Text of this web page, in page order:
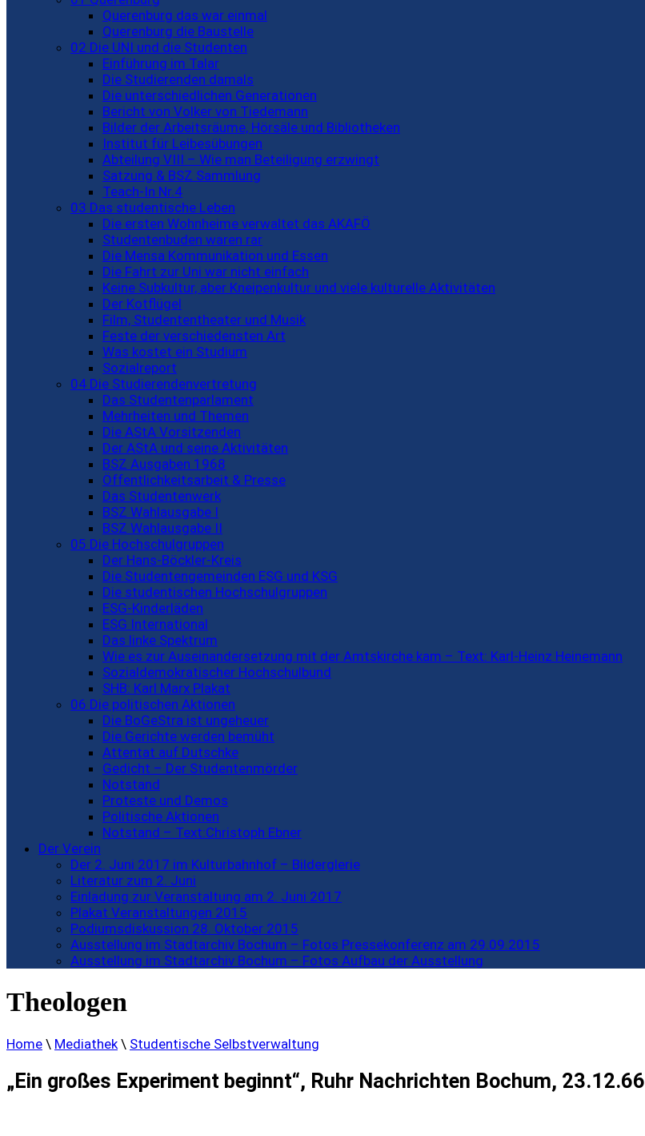
Querenburg das war einmal
Querenburg die Baustelle
02 Die UNI und die Studenten
Einführung im Talar
Die Studierenden damals
Die unterschiedlichen Generationen
Bericht von Volker von Tiedemann
Bilder der Arbeitsräume, Hörsäle und Bibliotheken
Institut für Leibesübungen
Abteilung VIII – Wie man Beteiligung erzwingt
Satzung & BSZ Sammlung
Teach-In Nr.4
03 Das studentische Leben
Die ersten Wohnheime verwaltet das AKAFÖ
Studentenbuden waren rar
Die Mensa Kommunikation und Essen
Die Fahrt zur Uni war nicht einfach
Keine Subkultur, aber Kneipenkultur und viele kulturelle Aktivitäten
Der Kotflügel
Film, Studententheater und Musik
Feste der verschiedensten Art
Was kostet ein Studium
Sozialreport
04 Die Studierendenvertretung
Das Studentenparlament
Mehrheiten und Themen
Die AStA Vorsitzenden
Der AStA und seine Aktivitäten
BSZ Ausgaben 1968
Öffentlichkeitsarbeit & Presse
Das Studentenwerk
BSZ Wahlausgabe I
BSZ Wahlausgabe II
05 Die Hochschulgruppen
Der Hans-Böckler-Kreis
Die Studentengemeinden ESG und KSG
Die studentischen Hochschulgruppen
ESG-Kinderläden
ESG International
Das linke Spektrum
Wie es zur Auseinandersetzung mit der Amtskirche kam – Text: Karl-Heinz Heinemann
Sozialdemokratischer Hochschulbund
SHB: Karl Marx Plakat
06 Die politischen Aktionen
Die BoGeStra ist ungeheuer
Die Gerichte werden bemüht
Attentat auf Dutschke
Gedicht – Der Studentenmörder
Notstand
Proteste und Demos
Politische Aktionen
Notstand – Text:Christoph Ebner
Der Verein
Der 2. Juni 2017 im Kulturbahnhof – Bilderglerie
Literatur zum 2. Juni
Einladung zur Veranstaltung am 2. Juni 2017
Plakat Veranstaltungen 2015
Podiumsdiskussion 28. Oktober 2015
Ausstellung im Stadtarchiv Bochum – Fotos Pressekonferenz am 29.09.2015
Ausstellung im Stadtarchiv Bochum – Fotos Aufbau der Ausstellung
Theologen
Home \ Mediathek \ Studentische Selbstverwaltung
„Ein großes Experiment beginnt“, Ruhr Nachrichten Bochum, 23.12.66